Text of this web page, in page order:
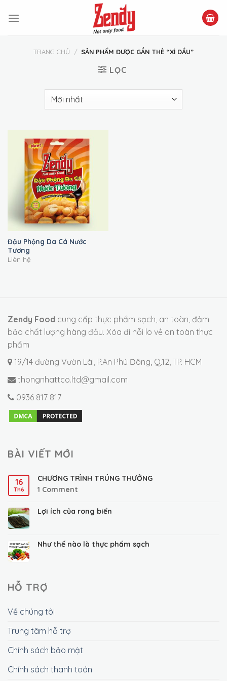
TRANG CHỦ / SẢN PHẨM ĐƯỢC GẮN THẺ “XÌ DẦU”
LỌC
Đậu Phộng Da Cá Nước
Tương
Liên hệ
Zendy Food cung cấp thực phẩm sạch, an toàn, đảm
bảo chất lượng hàng đầu. Xóa đi nỗi lo về an toàn thực
phẩm
19/14 đường Vườn Lài, P.An Phú Đông, Q.12, TP. HCM
thongnhattco.ltd@gmail.com
0936 817 817
BÀI VIẾT MỚI
16
Th6
CHƯƠNG TRÌNH TRÚNG THƯỞNG
1 Comment
Lợi ích của rong biển
Như thế nào là thực phẩm sạch
HỖ TRỢ
Về chúng tôi
Trung tâm hỗ trợ
Chính sách bảo mật
Chính sách thanh toán